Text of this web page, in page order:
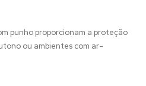
punho proporcionam a proteção
ou ambientes com ar-